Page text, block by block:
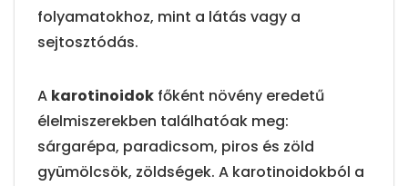
folyamatokhoz, mint a látás vagy a
sejtosztódás.
A karotinoidok főként növény eredetű
élelmiszerekben találhatóak meg:
sárgarépa, paradicsom, piros és zöld
gyümölcsök, zöldségek. A karotinoidokból a